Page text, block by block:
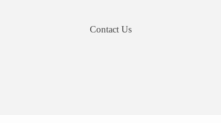
Contact Us